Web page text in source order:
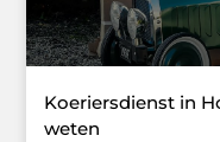
Koeriersdienst in
weten